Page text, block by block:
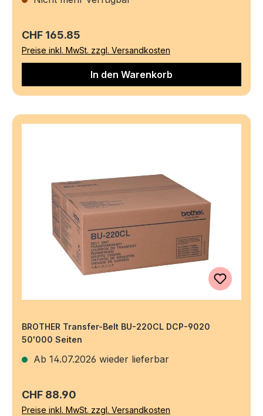
Regulärer Preis:
CHF 165.85
Preise inkl. MwSt. zzgl. Versandkosten
In den Warenkorb
BROTHER Transfer-Belt BU-220CL DCP-9020
50'000 Seiten
Ab 14.07.2026 wieder lieferbar
Regulärer Preis:
CHF 88.90
Preise inkl. MwSt. zzgl. Versandkosten